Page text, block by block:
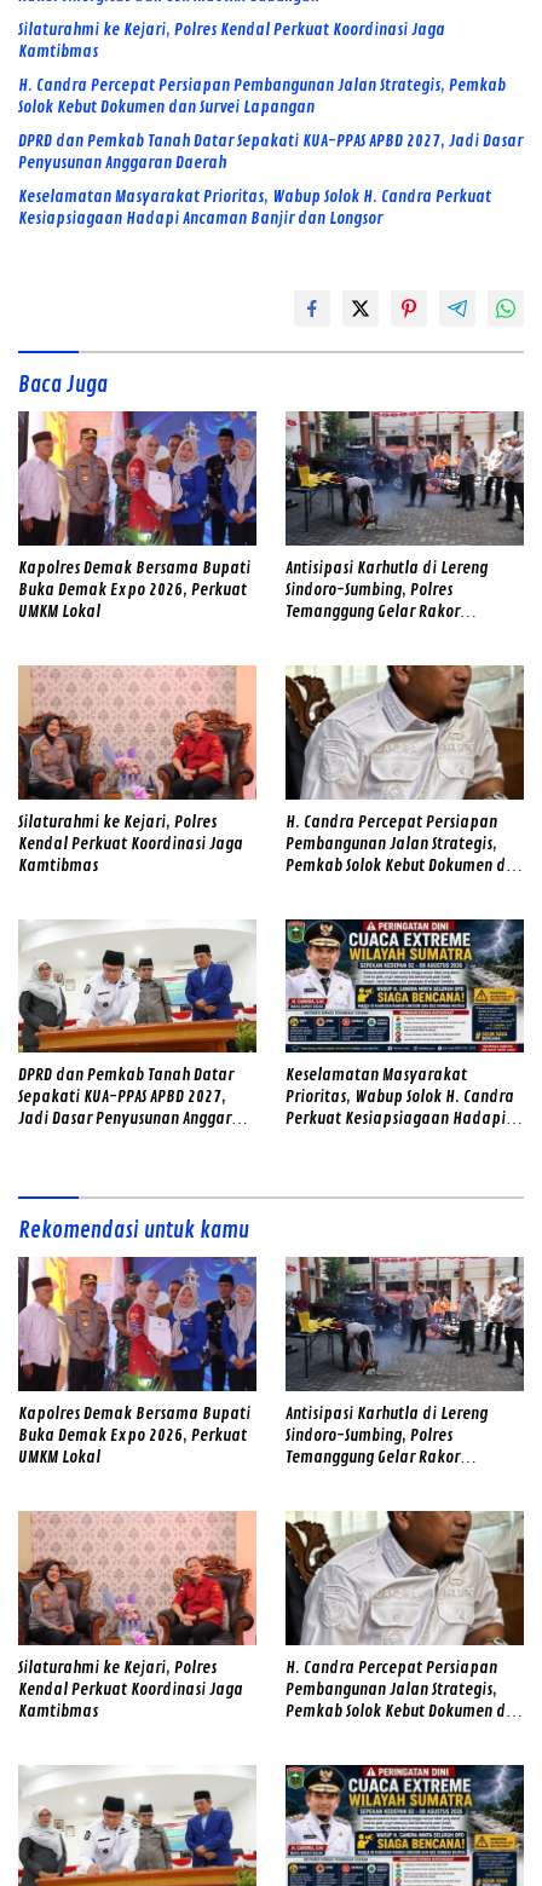
Silaturahmi ke Kejari, Polres Kendal Perkuat Koordinasi Jaga
Kamtibmas
H. Candra Percepat Persiapan Pembangunan Jalan Strategis, Pemkab
Solok Kebut Dokumen dan Survei Lapangan
DPRD dan Pemkab Tanah Datar Sepakati KUA-PPAS APBD 2027, Jadi Dasar
Penyusunan Anggaran Daerah
Keselamatan Masyarakat Prioritas, Wabup Solok H. Candra Perkuat
Kesiapsiagaan Hadapi Ancaman Banjir dan Longsor
Baca Juga
Kapolres Demak Bersama Bupati
Buka Demak Expo 2026, Perkuat
UMKM Lokal
Antisipasi Karhutla di Lereng
Sindoro-Sumbing, Polres
Temanggung Gelar Rakor
Silaturahmi ke Kejari, Polres
Kendal Perkuat Koordinasi Jaga
Kamtibmas
H. Candra Percepat Persiapan
Pembangunan Jalan Strategis,
Pemkab Solok Kebut Dokumen dan
DPRD dan Pemkab Tanah Datar
Sepakati KUA-PPAS APBD 2027,
Jadi Dasar Penyusunan Anggaran
Keselamatan Masyarakat
Prioritas, Wabup Solok H. Candra
Perkuat Kesiapsiagaan Hadapi
Rekomendasi untuk kamu
Kapolres Demak Bersama Bupati
Buka Demak Expo 2026, Perkuat
UMKM Lokal
Antisipasi Karhutla di Lereng
Sindoro-Sumbing, Polres
Temanggung Gelar Rakor
Silaturahmi ke Kejari, Polres
Kendal Perkuat Koordinasi Jaga
Kamtibmas
H. Candra Percepat Persiapan
Pembangunan Jalan Strategis,
Pemkab Solok Kebut Dokumen dan